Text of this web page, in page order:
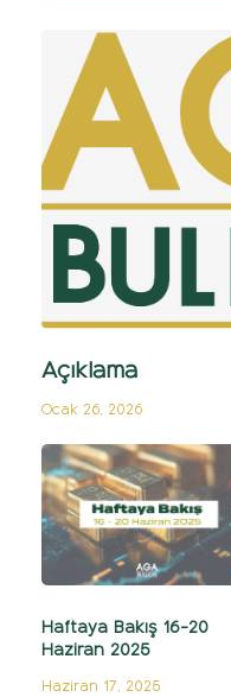
Açıklama
Ocak 26, 2026
Haftaya Bakış 16-20
Haziran 2025
Haziran 17, 2025